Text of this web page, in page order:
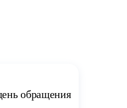
обращения